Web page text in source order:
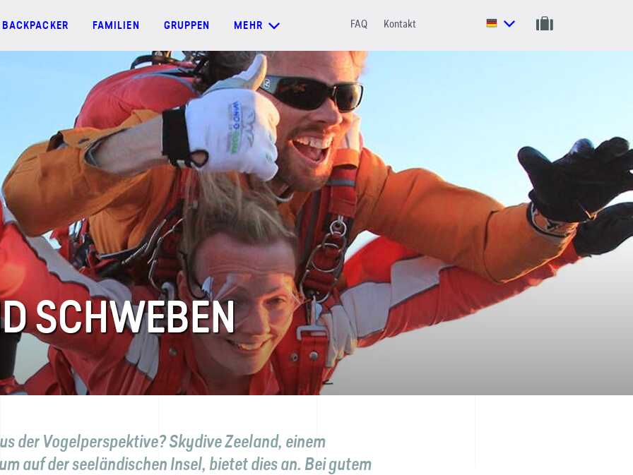
BACKPACKER FAMILIEN GRUPPEN MEHR FAQ Kontakt
SCHWEBEN
der Vogelperspektive? Skydive Zeeland, einem
auf der seeländischen Insel, bietet dies an. Bei gutem